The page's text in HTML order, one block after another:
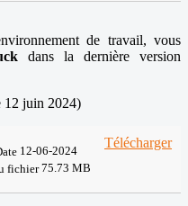
de travail, vous
dans la dernière version
12 juin 2024)
12-06-2024
75.73 MB
Télécharger